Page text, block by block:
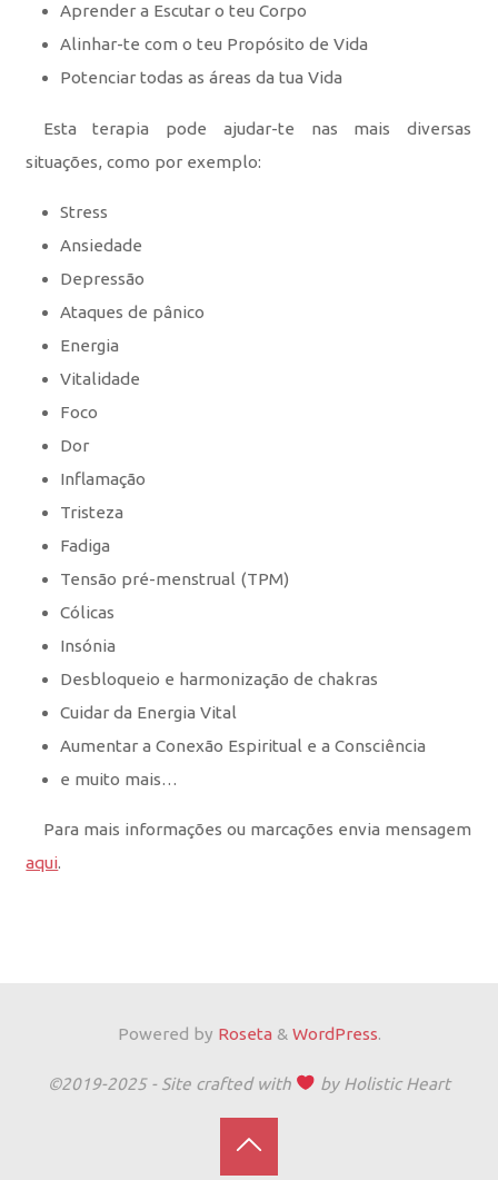
Aprender a Escutar o teu Corpo
Alinhar-te com o teu Propósito de Vida
Potenciar todas as áreas da tua Vida
Esta terapia pode ajudar-te nas mais diversas
situações, como por exemplo:
Stress
Ansiedade
Depressão
Ataques de pânico
Energia
Vitalidade
Foco
Dor
Inflamação
Tristeza
Fadiga
Tensão pré-menstrual (TPM)
Cólicas
Insónia
Desbloqueio e harmonização de chakras
Cuidar da Energia Vital
Aumentar a Conexão Espiritual e a Consciência
e muito mais…
Para mais informações ou marcações envia mensagem
aqui.
Powered by Roseta & WordPress.
©2019-2025 - Site crafted with by Holistic Heart